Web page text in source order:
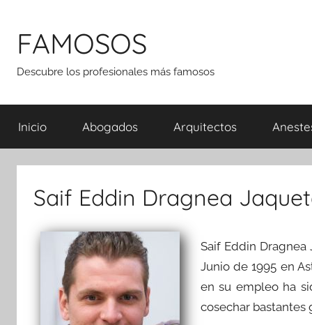
contenido
FAMOSOS
Descubre los profesionales más famosos
Inicio Abogados Arquitectos
Saif Eddin Dragnea
Saif Eddin
Junio de 1995 en
en su empleo ha
cosechar